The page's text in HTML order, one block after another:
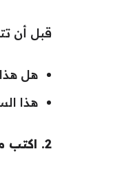
قبل أن
هل
هذا
2. اكتب ما تشعر به قبل أن تأكل